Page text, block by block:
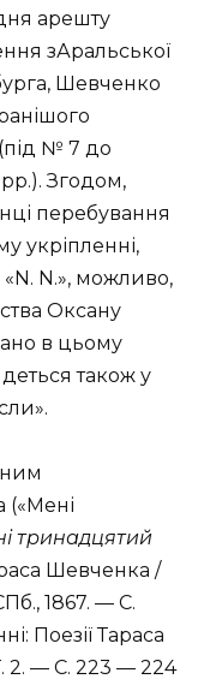
арешту
зАральської
Шевченко
№ 7 до
Згодом,
перебування
укріпленні,
N.», можливо,
Оксану
в цьому
також у
тринадцятий
Шевченка /
1867. — С.
Поезії Тараса
2. — С. 223 — 224